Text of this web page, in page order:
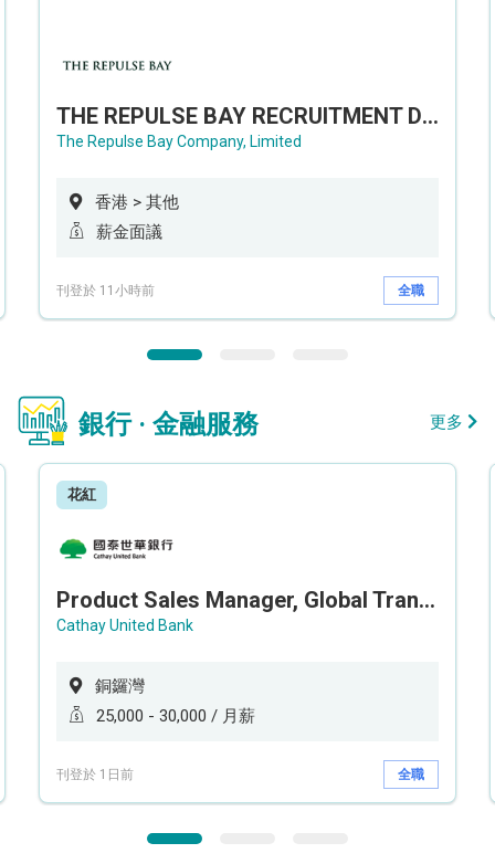
THE REPULSE BAY RECRUITMENT DAY 淺水灣影灣園人才招聘會
The Repulse Bay Company, Limited
香港 > 其他
薪金面議
刊登於 11小時前 全職
銀行 · 金融服務 更多
花紅
Product Sales Manager, Global Transaction Service (GTS)
Cathay United Bank
銅鑼灣
25,000 - 30,000 / 月薪
刊登於 1日前 全職